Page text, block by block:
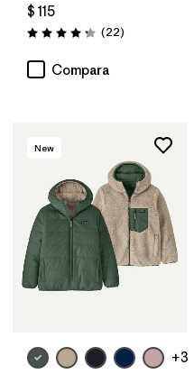
$ 115
Valoración: 4.3 / 5
(22Comentarios
)
Compara
New
+3